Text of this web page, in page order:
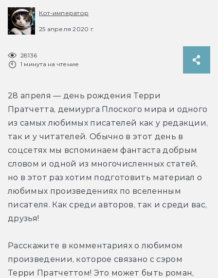
Кот-император
25 апреля 2020 г.
28136
1 минута на чтение
28 апреля — день рождения Терри
Пратчетта, демиурга Плоского мира и одного
из самых любимых писателей как у редакции,
так и у читателей. Обычно в этот день в
соцсетях мы вспоминаем фантаста добрым
словом и одной из многочисленных статей,
но в этот раз хотим подготовить материал о
любимых произведениях по вселенным
писателя. Как среди авторов, так и среди вас,
друзья!
Расскажите в комментариях о любимом
произведении, которое связано с сэром
Терри Пратчеттом! Это может быть роман,